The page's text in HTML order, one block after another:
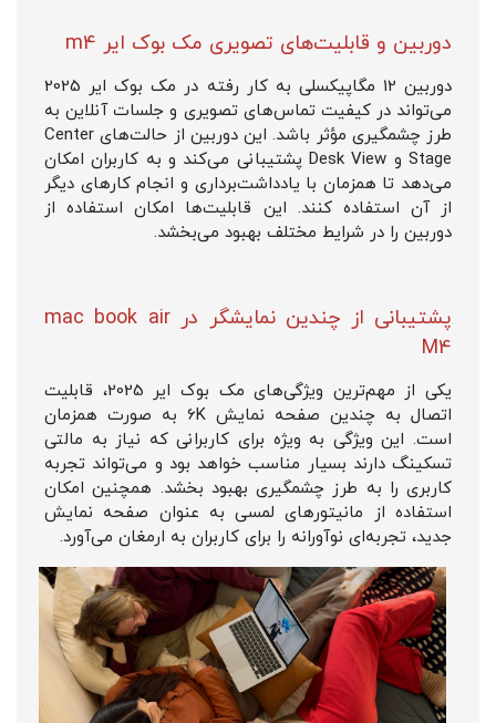
دوربین و قابلیت‌های تصویری مک بوک ایر m4
دوربین 12 مگاپیکسلی به کار رفته در مک بوک ایر 2025
می‌تواند در کیفیت تماس‌های تصویری و جلسات آنلاین به
طرز چشمگیری مؤثر باشد. این دوربین از حالت‌های Center
Stage و Desk View پشتیبانی می‌کند و به کاربران امکان
می‌دهد تا همزمان با یادداشت‌برداری و انجام کارهای دیگر
از آن استفاده کنند. این قابلیت‌ها امکان استفاده از
دوربین را در شرایط مختلف بهبود می‌بخشد.
پشتیبانی از چندین نمایشگر در mac book air
M4
یکی از مهم‌ترین ویژگی‌های مک بوک ایر 2025، قابلیت
اتصال به چندین صفحه نمایش 6K به صورت همزمان
است. این ویژگی به ویژه برای کاربرانی که نیاز به مالتی
تسکینگ دارند بسیار مناسب خواهد بود و می‌تواند تجربه
کاربری را به طرز چشمگیری بهبود بخشد. همچنین امکان
استفاده از مانیتورهای لمسی به عنوان صفحه نمایش
جدید، تجربه‌ای نوآورانه را برای کاربران به ارمغان می‌آورد.